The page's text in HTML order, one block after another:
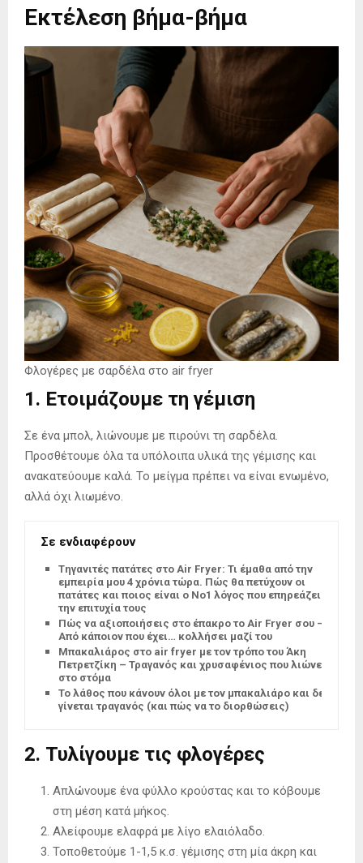
Εκτέλεση βήμα-βήμα
Φλογέρες με σαρδέλα στο air fryer
1. Ετοιμάζουμε τη γέμιση
Σε ένα μπολ, λιώνουμε με πιρούνι τη σαρδέλα.
Προσθέτουμε όλα τα υπόλοιπα υλικά της γέμισης και
ανακατεύουμε καλά. Το μείγμα πρέπει να είναι ενωμένο,
αλλά όχι λιωμένο.
Σε ενδιαφέρουν
Tηγανιτές πατάτες στο Air Fryer: Τι έμαθα από την
εμπειρία μου 4 χρόνια τώρα. Πώς θα πετύχουν οι
πατάτες και ποιος είναι ο Νο1 λόγος που επηρεάζει
την επιτυχία τους
Πώς να αξιοποιήσεις στο έπακρο το Air Fryer σου –
Από κάποιον που έχει… κολλήσει μαζί του
Μπακαλιάρος στο air fryer με τον τρόπο του Άκη
Πετρετζίκη – Τραγανός και χρυσαφένιος που λιώνει
στο στόμα
Το λάθος που κάνουν όλοι με τον μπακαλιάρο και δεν
γίνεται τραγανός (και πώς να το διορθώσεις)
2. Τυλίγουμε τις φλογέρες
Απλώνουμε ένα φύλλο κρούστας και το κόβουμε
στη μέση κατά μήκος.
Αλείφουμε ελαφρά με λίγο ελαιόλαδο.
Τοποθετούμε 1-1,5 κ.σ. γέμισης στη μία άκρη και